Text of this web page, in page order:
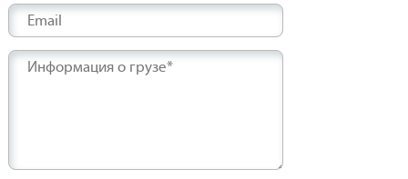
Email
Информация о грузе*